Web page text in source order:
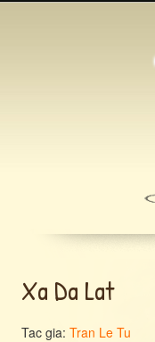
Xa Da Lat
Tac gia: Tran Le Tu